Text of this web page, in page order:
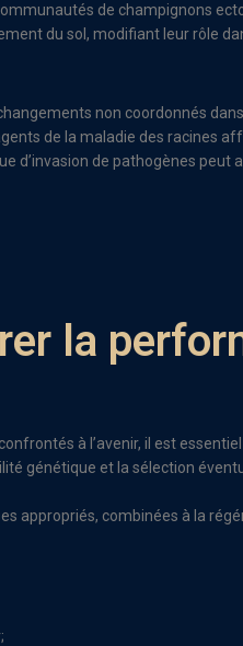
de champignons
du sol, modifiant leur rôle
non coordonnés
de la maladie des racines
d’invasion de pathogènes
la
à l’avenir, il est
génétique et la sélection
appropriés, combinées à la